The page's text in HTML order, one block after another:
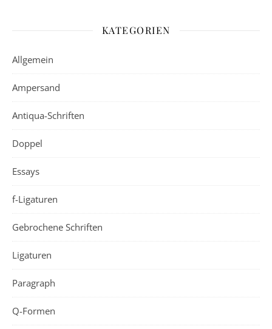
KATEGORIEN
Allgemein
Ampersand
Antiqua-Schriften
Doppel
Essays
f-Ligaturen
Gebrochene Schriften
Ligaturen
Paragraph
Q-Formen